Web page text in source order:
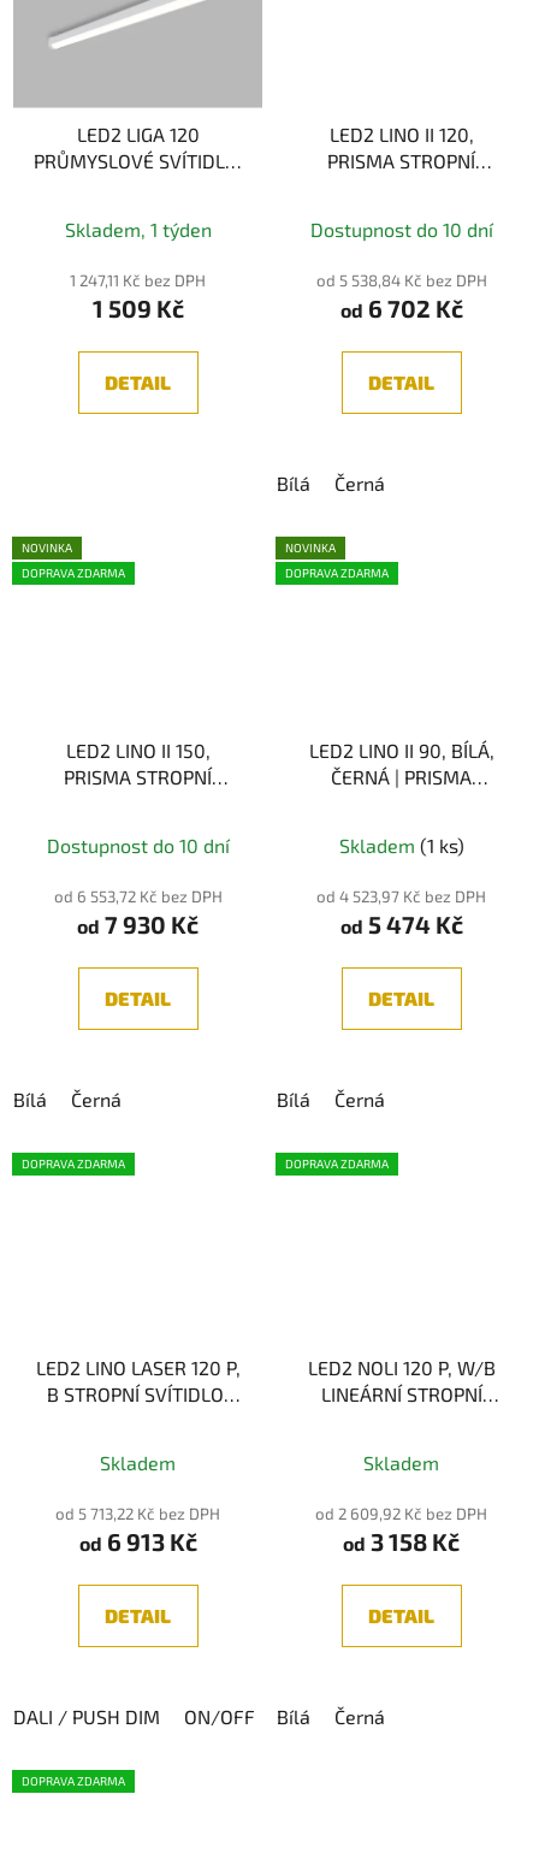
LED2 LIGA 120
PRŮMYSLOVÉ SVÍTIDLO,
Skladem, 1 týden
1 247,11 Kč bez DPH
1 509 Kč
DETAIL
LED2 LINO II 120,
PRISMA STROPNÍ
Dostupnost do 10 dní
od 5 538,84 Kč bez DPH
od 6 702 Kč
DETAIL
Bílá Černá
NOVINKA
DOPRAVA ZDARMA
LED2 LINO II 150,
PRISMA STROPNÍ
Dostupnost do 10 dní
od 6 553,72 Kč bez DPH
od 7 930 Kč
DETAIL
Bílá Černá
NOVINKA
DOPRAVA ZDARMA
LED2 LINO II 90, BÍLÁ,
ČERNÁ | PRISMA
3000K/3500K/4000K
Skladem (1 ks)
od 4 523,97 Kč bez DPH
od 5 474 Kč
DETAIL
Bílá Černá
DOPRAVA ZDARMA
LED2 LINO LASER 120 P,
B STROPNÍ SVÍTIDLO,
Skladem
od 5 713,22 Kč bez DPH
od 6 913 Kč
DETAIL
DALI / PUSH DIM ON/OFF
DOPRAVA ZDARMA
LED2 NOLI 120 P, W/B
LINEÁRNÍ STROPNÍ
hodnocení
produktu
je
z
Skladem
od 2 609,92 Kč bez DPH
od 3 158 Kč
DETAIL
Bílá Černá
DOPRAVA ZDARMA